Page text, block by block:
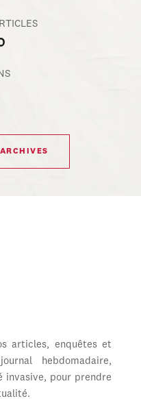
articles, enquêtes et
hebdomadaire,
invasive, pour prendre